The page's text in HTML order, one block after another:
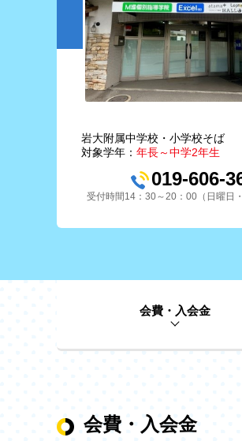
岩大附属中学校・小学校そば
対象学年： 年長～中学2年生
019-606-
受付時間14：30～20：00（日曜日
会費・入会金
会費・入会金